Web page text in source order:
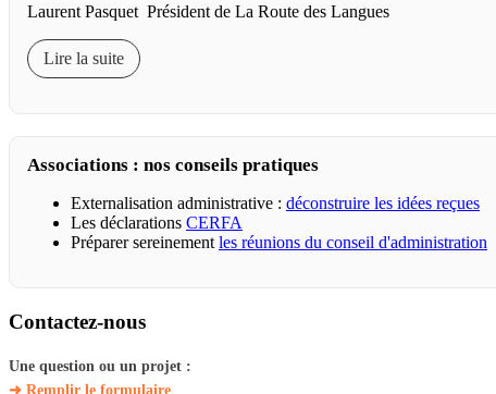
Laurent Pasquet Président de La Route des Langues
Lire la suite
Associations : nos conseils pratiques
Externalisation administrative : déconstruire les idées reçues
Les déclarations CERFA
Préparer sereinementles réunions du conseil d'administration
Contactez-nous
Une question ou un projet :
➜ Remplir le formulaire